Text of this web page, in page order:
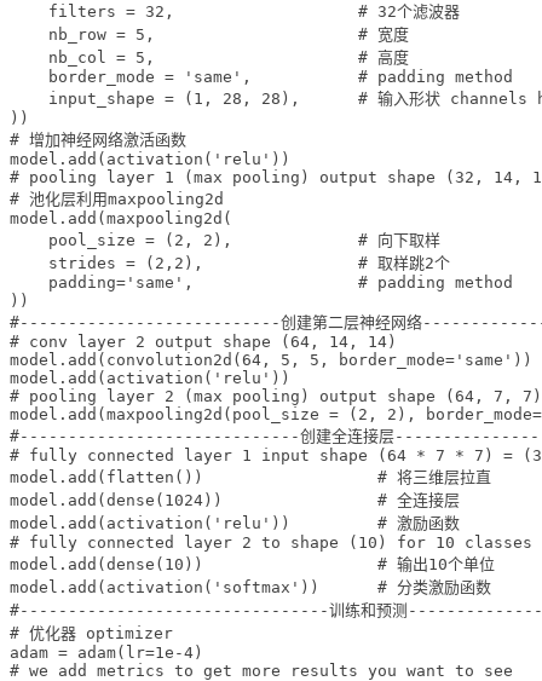
    filters = 32,                   # 32个滤波器
    nb_row = 5,                     # 宽度
    nb_col = 5,                     # 高度
    border_mode = 'same',           # padding method
input_shape = (1, 28, 28),      # 输入形状 channels
))
# 增加神经网络激活函数
model.add(activation('relu'))
# pooling layer 1 (max pooling) output shape (32, 14,
# 池化层利用maxpooling2d
model.add(maxpooling2d(
    pool_size = (2, 2),             # 向下取样
    strides = (2,2),                # 取样跳2个
    padding='same',                 # padding method
))
#---------------------------创建第二层神经网络
# conv layer 2 output shape (64, 14, 14)
model.add(convolution2d(64, 5, 5, border_mode='same'))
model.add(activation('relu'))
# pooling layer 2 (max pooling) output shape (64, 7, 7)
model.add(maxpooling2d(pool_size = (2, 2),
#-----------------------------创建全连接层
# fully connected layer 1 input shape (64 * 7 * 7) =
model.add(flatten())                  # 将三维层拉直
model.add(dense(1024))                # 全连接层
model.add(activation('relu'))         # 激励函数
# fully connected layer 2 to shape (10) for 10 classes
model.add(dense(10))                  # 输出10个单位
model.add(activation('softmax'))      # 分类激励函数
#--------------------------------训练和预测
# 优化器 optimizer
adam = adam(lr=1e-4)
# we add metrics to get more results you want to see